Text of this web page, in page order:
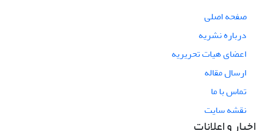
صفحه اصلی
درباره نشریه
اعضای هیات تحریریه
ارسال مقاله
تماس با ما
نقشه سایت
اخبار و اعلانات